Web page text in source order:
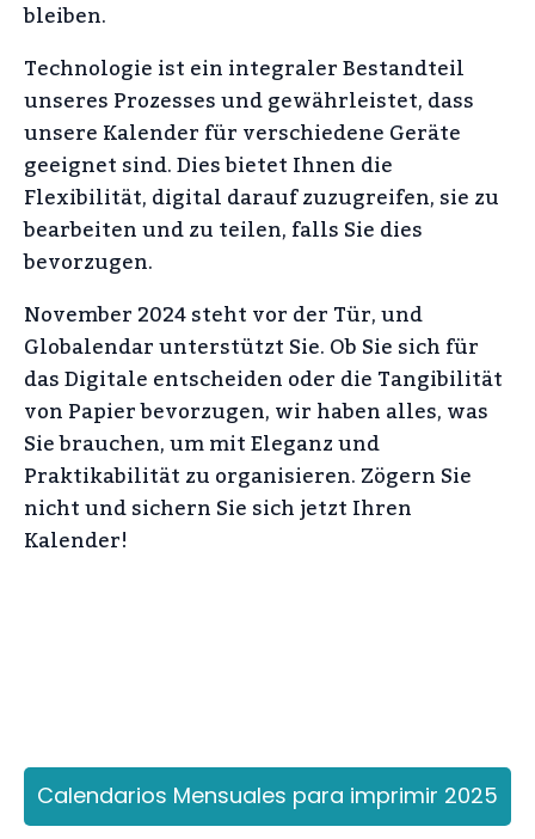
bleiben.
Technologie ist ein integraler Bestandteil
unseres Prozesses und gewährleistet, dass
unsere Kalender für verschiedene Geräte
geeignet sind. Dies bietet Ihnen die
Flexibilität, digital darauf zuzugreifen, sie zu
bearbeiten und zu teilen, falls Sie dies
bevorzugen.
November 2024 steht vor der Tür, und
Globalendar unterstützt Sie. Ob Sie sich für
das Digitale entscheiden oder die Tangibilität
von Papier bevorzugen, wir haben alles, was
Sie brauchen, um mit Eleganz und
Praktikabilität zu organisieren. Zögern Sie
nicht und sichern Sie sich jetzt Ihren
Kalender!
Calendarios Mensuales para imprimir 2025